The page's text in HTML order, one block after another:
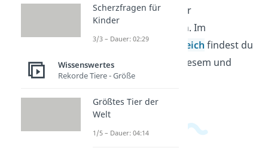
Bauwerke voneinander
unterscheiden können. Im
Allgemeinwissensbereich findest du
passende Videos zu diesem und
verwandten Themen.
Scherzfragen für
Kinder
3/3 – Dauer: 02:29
Wissenswertes
Rekorde Tiere - Größe
Größtes Tier der
Welt
1/5 – Dauer: 04:14